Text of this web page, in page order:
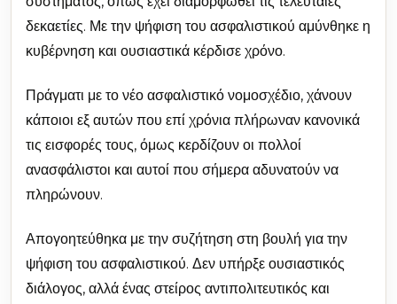
δεκαετίες. Με την ψήφιση του ασφαλιστικού αμύνθηκε η
κυβέρνηση και ουσιαστικά κέρδισε χρόνο.
Πράγματι με το νέο ασφαλιστικό νομοσχέδιο, χάνουν
κάποιοι εξ αυτών που επί χρόνια πλήρωναν κανονικά
τις εισφορές τους, όμως κερδίζουν οι πολλοί
ανασφάλιστοι και αυτοί που σήμερα αδυνατούν να
πληρώνουν.
Απογοητεύθηκα με την συζήτηση στη βουλή για την
ψήφιση του ασφαλιστικού. Δεν υπήρξε ουσιαστικός
διάλογος, αλλά ένας στείρος αντιπολιτευτικός και